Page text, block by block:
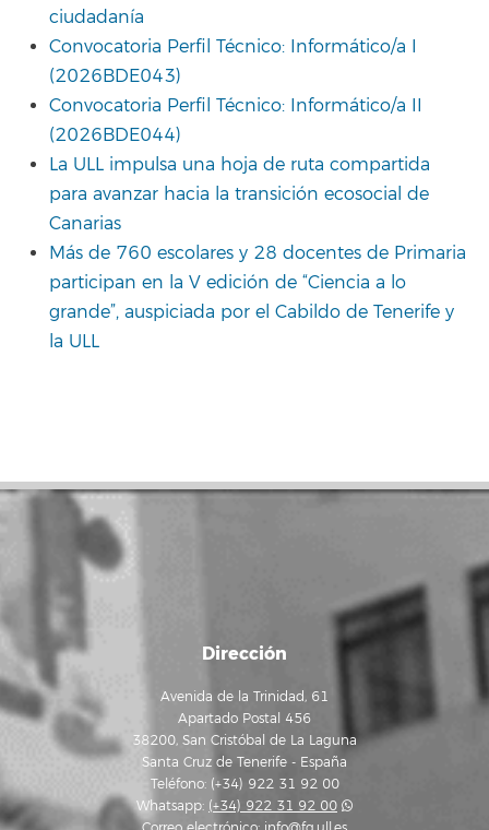
ciudadanía
Convocatoria Perfil Técnico: Informático/a I
(2026BDE043)
Convocatoria Perfil Técnico: Informático/a II
(2026BDE044)
La ULL impulsa una hoja de ruta compartida
para avanzar hacia la transición ecosocial de
Canarias
Más de 760 escolares y 28 docentes de Primaria
participan en la V edición de “Ciencia a lo
grande”, auspiciada por el Cabildo de Tenerife y
la ULL
Dirección
Avenida de la Trinidad, 61
Apartado Postal 456
38200, San Cristóbal de La Laguna
Santa Cruz de Tenerife - España
Teléfono: (+34) 922 31 92 00
Whatsapp: (+34) 922 31 92 00